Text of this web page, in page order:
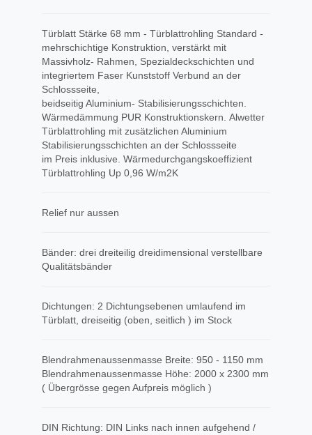
Türblatt Stärke 68 mm - Türblattrohling Standard -
mehrschichtige Konstruktion, verstärkt mit
Massivholz- Rahmen, Spezialdeckschichten und
integriertem Faser Kunststoff Verbund an der
Schlossseite,
beidseitig Aluminium- Stabilisierungsschichten.
Wärmedämmung PUR Konstruktionskern. Alwetter
Türblattrohling mit zusätzlichen Aluminium
Stabilisierungsschichten an der Schlossseite
im Preis inklusive. Wärmedurchgangskoeffizient
Türblattrohling Up 0,96 W/m2K
Relief nur aussen
Bänder: drei dreiteilig dreidimensional verstellbare
Qualitätsbänder
Dichtungen: 2 Dichtungsebenen umlaufend im
Türblatt, dreiseitig (oben, seitlich ) im Stock
Blendrahmenaussenmasse Breite: 950 - 1150 mm
Blendrahmenaussenmasse Höhe: 2000 x 2300 mm
( Übergrösse gegen Aufpreis möglich )
DIN Richtung: DIN Links nach innen aufgehend /